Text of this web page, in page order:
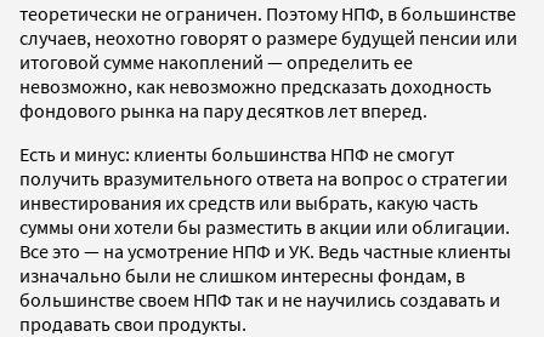
теоретически не ограничен. Поэтому НПФ, в большинстве
случаев, неохотно говорят о размере будущей пенсии или
итоговой сумме накоплений — определить ее
невозможно, как невозможно предсказать доходность
фондового рынка на пару десятков лет вперед.
Есть и минус: клиенты большинства НПФ не смогут
получить вразумительного ответа на вопрос о стратегии
инвестирования их средств или выбрать, какую часть
суммы они хотели бы разместить в акции или облигации.
Все это — на усмотрение НПФ и УК. Ведь частные клиенты
изначально были не слишком интересны фондам, в
большинстве своем НПФ так и не научились создавать и
продавать свои продукты.